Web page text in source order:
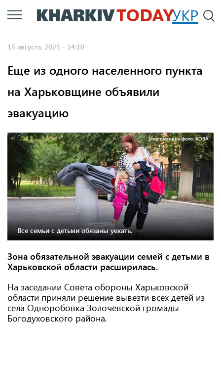
Перейти
к
УКР
15 августа, 2025 - 14:10
Еще из одного населенного пункта
на Харьковщине объявили
эвакуацию
Ілюстративне фото: ХОВА
Все семьи с детьми обязаны уехать.
Зона обязательной эвакуации семей с детьми в
Харьковской области расширилась.
На заседании Совета обороны Харьковской
области приняли решение вывезти всех детей из
села Одноробовка Золочевской громады
Богодуховского района.